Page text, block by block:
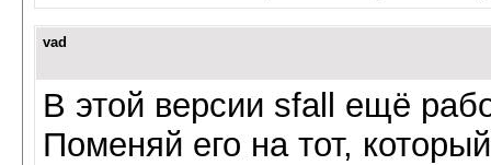
vad
В этой версии sfall ещё
Поменяй его на тот,